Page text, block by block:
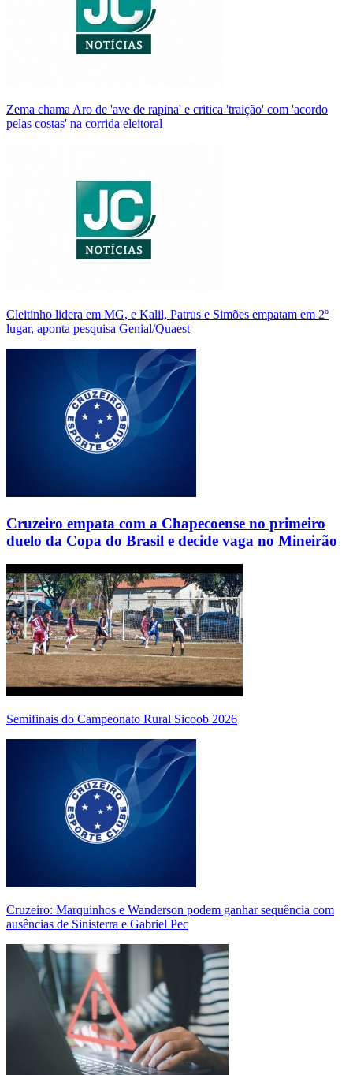
Zema chama Aro de 'ave de rapina' e critica 'traição' com 'acordo
pelas costas' na corrida eleitoral
Cleitinho lidera em MG, e Kalil, Patrus e Simões empatam em 2º
lugar, aponta pesquisa Genial/Quaest
Cruzeiro empata com a Chapecoense no primeiro
duelo da Copa do Brasil e decide vaga no Mineirão
Semifinais do Campeonato Rural Sicoob 2026
Cruzeiro: Marquinhos e Wanderson podem ganhar sequência com
ausências de Sinisterra e Gabriel Pec